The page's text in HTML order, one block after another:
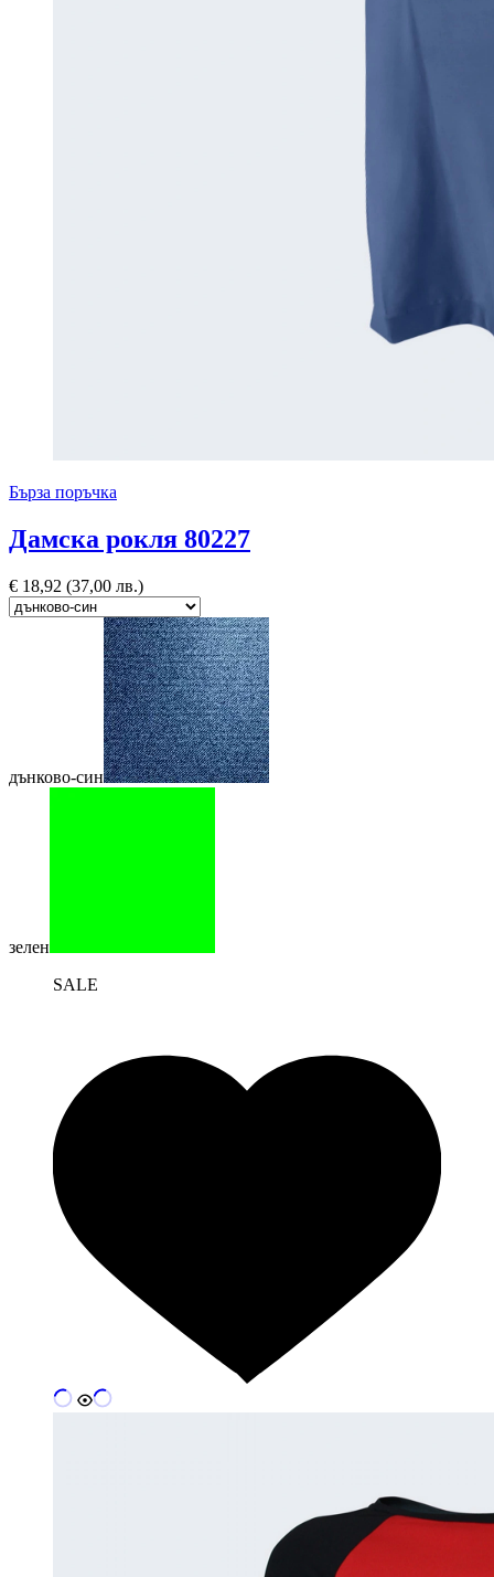
Бърза поръчка
Дамска рокля 80227
€ 18,92 (37,00 лв.)
дънково-син
зелен
SALE